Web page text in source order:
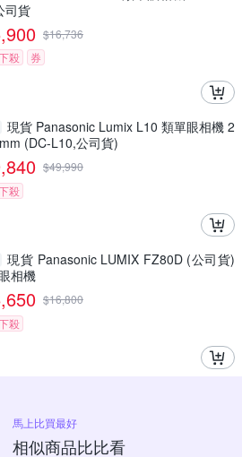
司貨
$16,736
殺
券
現貨 Panasonic Lumix L10 類單眼相機 2
(DC-L10,公司貨)
$49,990
殺
現貨 Panasonic LUMIX FZ80D (公司貨)
相機
$16,800
殺
馬上比買最好
相似商品比比看